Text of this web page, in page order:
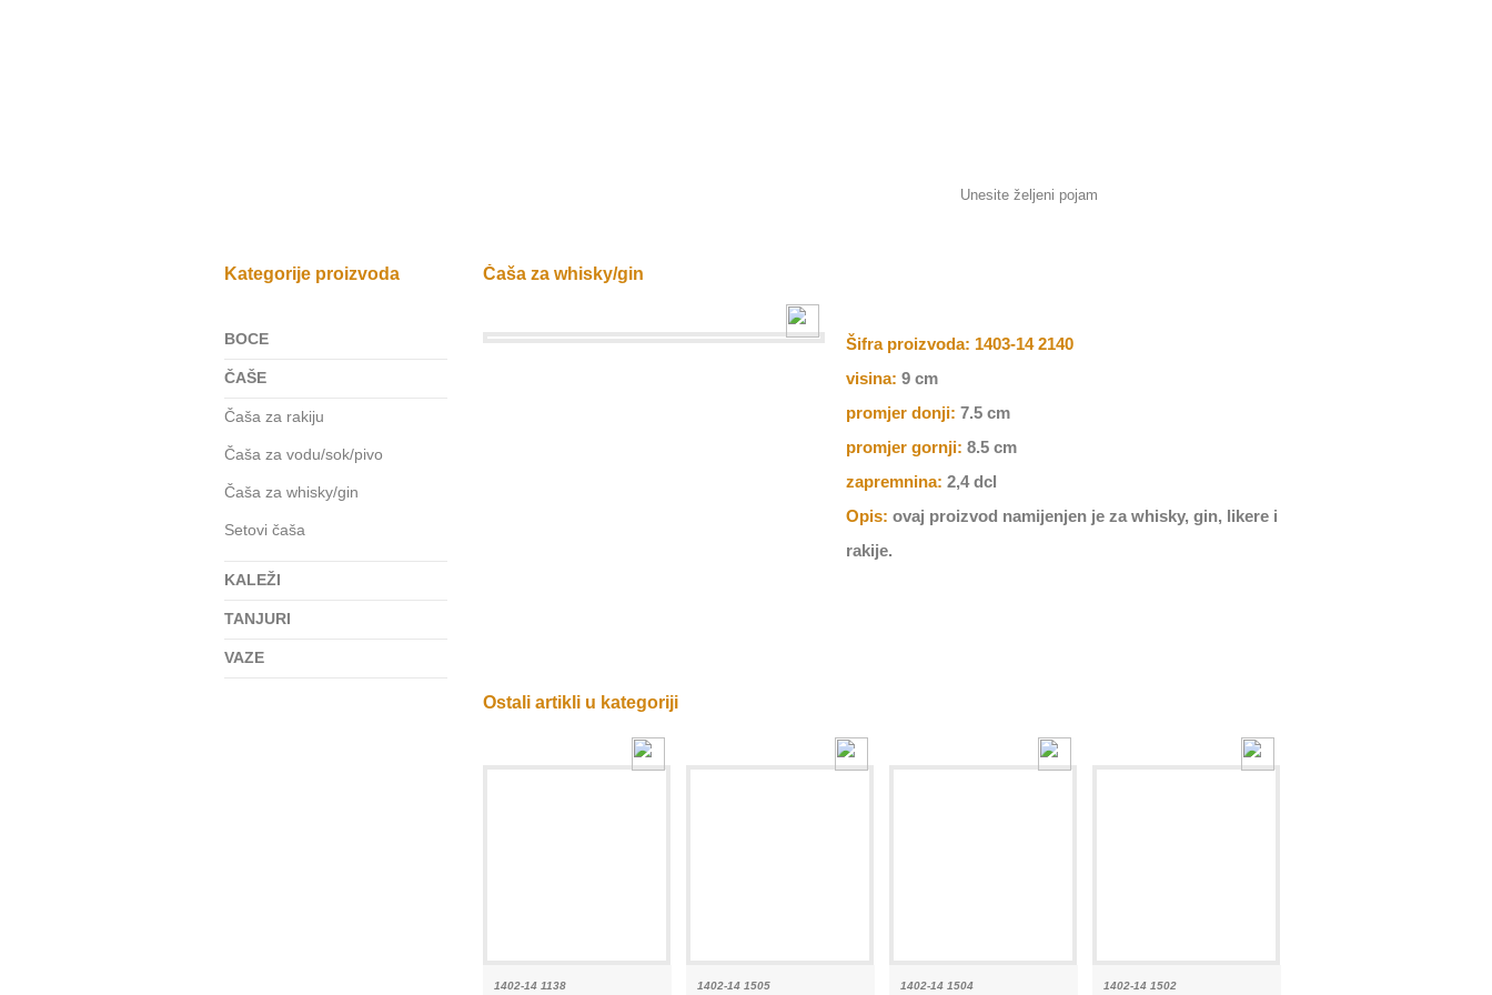
Kategorije proizvoda
BOCE
ČAŠE
Čaša za rakiju
Čaša za vodu/sok/pivo
Čaša za whisky/gin
Setovi čaša
KALEŽI
TANJURI
VAZE
Čaša za whisky/gin
Šifra proizvoda: 1403-14 2140
visina: 9 cm
promjer donji: 7.5 cm
promjer gornji: 8.5 cm
zapremnina: 2,4 dcl
Opis: ovaj proizvod namijenjen je za whisky, gin, likere i
rakije.
Ostali artikli u kategoriji
1402-14 1138 1402-14 1505 1402-14 1504 1402-14 1502